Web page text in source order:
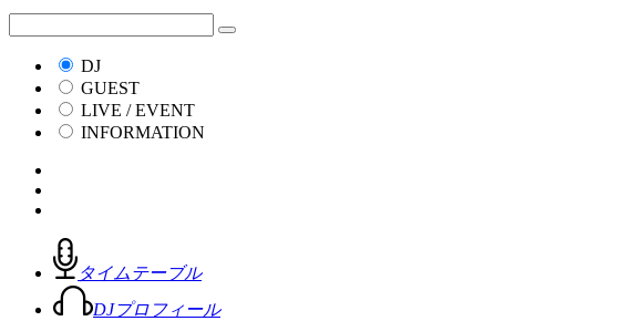
DJ
GUEST
LIVE / EVENT
INFORMATION
タイムテーブル
DJプロフィール